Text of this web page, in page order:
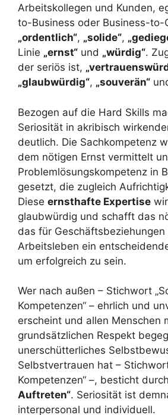
Arbeitskollegen und Kunden,
to-Business oder Business-to-
„ordentlich“, „solide“,
Linie „ernst“ und „würdig“.
der seriös ist,
„glaubwürdig“, „souverän“
Bezogen auf die Hard Skills
Seriosität in akribisch
deutlich. Die Sachkompetenz
dem nötigen Ernst vermittelt
Problemlösungskompetenz in
gesetzt, die zugleich
Diese ernsthafte Expertise
glaubwürdig und schafft das
das für Geschäftsbeziehungen
Arbeitsleben ein
um erfolgreich zu sein.
Wer nach außen – Stichwort
Kompetenzen“ – ehrlich und
erscheint und allen Menschen
grundsätzlichen Respekt
unerschütterliches
Selbstvertrauen hat –
Kompetenzen“ –, besticht
Auftreten“. Seriosität ist
interpersonal und individuell.